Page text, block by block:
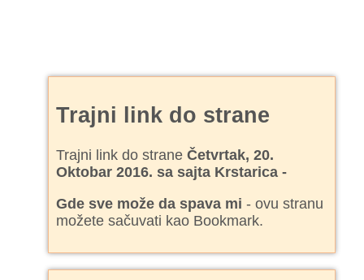
Trajni link do strane
Trajni link do straneČetvrtak, 20.
Oktobar 2016. sa sajta Krstarica -
Gde sve može da spava mi - ovu stranu
možete sačuvati kao Bookmark.